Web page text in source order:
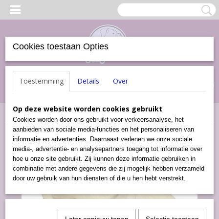
Inloggen Registreren
(0)
Home >Snacks>Honingneuzen (7 stuks)
Cookies toestaan Opties
Toestemming Details Over
Op deze website worden cookies gebruikt
Cookies worden door ons gebruikt voor verkeersanalyse, het
aanbieden van sociale media-functies en het personaliseren van
informatie en advertenties. Daarnaast verlenen we onze sociale
media-, advertentie- en analysepartners toegang tot informatie over
hoe u onze site gebruikt. Zij kunnen deze informatie gebruiken in
combinatie met andere gegevens die zij mogelijk hebben verzameld
door uw gebruik van hun diensten of die u hen hebt verstrekt.